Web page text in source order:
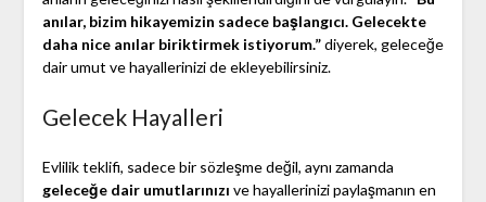
anılar, bizim hikayemizin sadece başlangıcı. Gelecekte
daha nice anılar biriktirmek istiyorum.”diyerek, geleceğe
dair umut ve hayallerinizi de ekleyebilirsiniz.
Gelecek Hayalleri
Evlilik teklifi, sadece bir sözleşme değil, aynı zamanda
geleceğe dair umutlarınızı ve hayallerinizi paylaşmanın en